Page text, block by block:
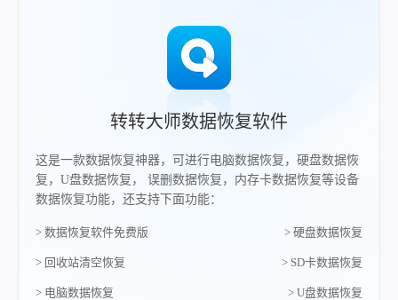
转转大师数据恢复软件
这是一款数据恢复神器，可进行电脑数据恢复，硬盘数据恢
复，U盘数据恢复， 误删数据恢复，内存卡数据恢复等设备
数据恢复功能，还支持下面功能：
> 数据恢复软件免费版 > 硬盘数据恢复
> 回收站清空恢复 > SD卡数据恢复
> 电脑数据恢复 > U盘数据恢复